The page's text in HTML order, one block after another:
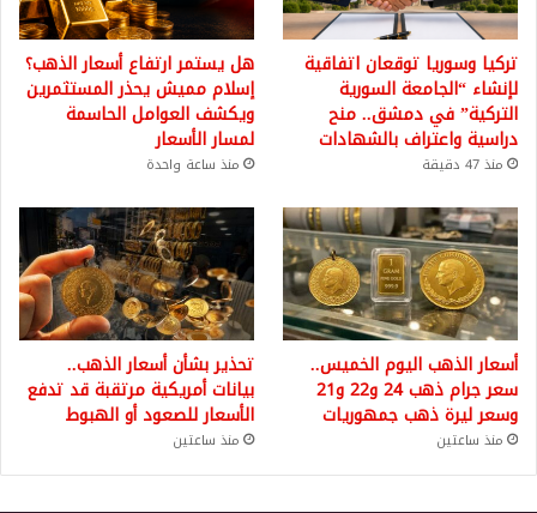
تركيا وسوريا توقعان اتفاقية
لإنشاء “الجامعة السورية
التركية” في دمشق.. منح
دراسية واعتراف بالشهادات
منذ 47 دقيقة
هل يستمر ارتفاع أسعار الذهب؟
إسلام مميش يحذر المستثمرين
ويكشف العوامل الحاسمة
لمسار الأسعار
منذ ساعة واحدة
أسعار الذهب اليوم الخميس..
سعر جرام ذهب 24 و22 و21
وسعر ليرة ذهب جمهوريات
منذ ساعتين
تحذير بشأن أسعار الذهب..
بيانات أمريكية مرتقبة قد تدفع
الأسعار للصعود أو الهبوط
منذ ساعتين